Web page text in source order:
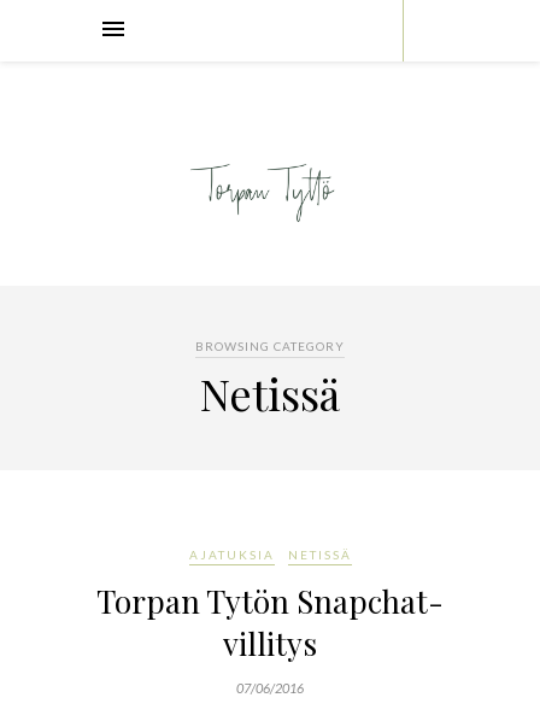
BROWSING CATEGORY
Netissä
AJATUKSIA NETISSÄ
Torpan Tytön Snapchat-
villitys
07/06/2016